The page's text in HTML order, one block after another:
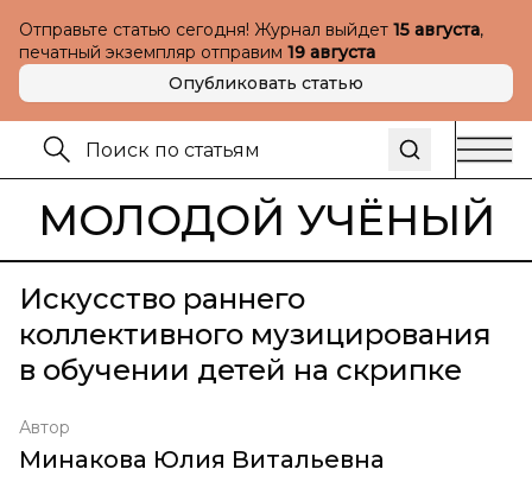
Отправьте статью сегодня! Журнал выйдет 15 августа,
печатный экземпляр отправим 19 августа
Опубликовать статью
МОЛОДОЙ УЧЁНЫЙ
Искусство раннего
коллективного музицирования
в обучении детей на скрипке
Автор
Минакова Юлия Витальевна